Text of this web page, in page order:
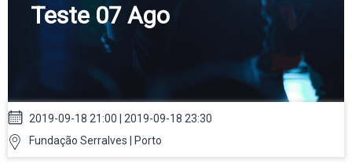
Teste 07 Ago
2019-09-18 21:00 | 2019-09-18 23:30
Fundação Serralves | Porto